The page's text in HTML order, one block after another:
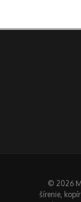
© 2026
šírenie,